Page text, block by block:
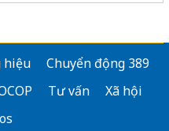
hiệu
Chuyển động 389
Tư vấn
Xã hội